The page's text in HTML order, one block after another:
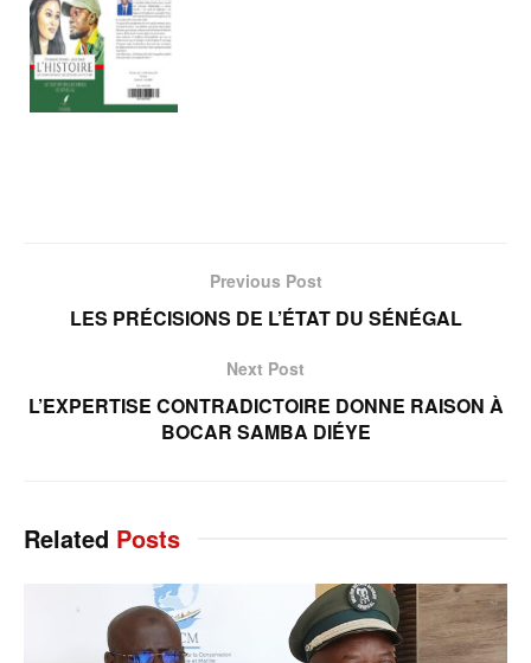
Previous Post
LES PRÉCISIONS DE L’ÉTAT DU SÉNÉGAL
Next Post
L’EXPERTISE CONTRADICTOIRE DONNE RAISON À
BOCAR SAMBA DIÉYE
Related Posts